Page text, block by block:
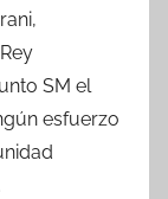
SM el
esfuerzo